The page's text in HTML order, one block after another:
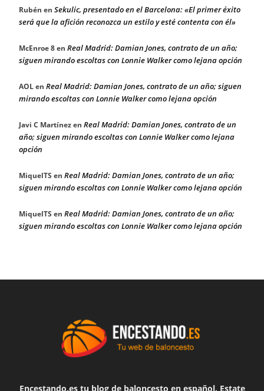
Rubén en Sekulic, presentado en el Barcelona: «El primer éxito
será que la afición reconozca un estilo y esté contenta con él»
McEnroe 8en Real Madrid: Damian Jones, contrato de un año;
siguen mirando escoltas con Lonnie Walker como lejana opción
AOLen Real Madrid: Damian Jones, contrato de un año; siguen
mirando escoltas con Lonnie Walker como lejana opción
Javi C Martínezen Real Madrid: Damian Jones, contrato de un
año; siguen mirando escoltas con Lonnie Walker como lejana
opción
MiquelTS en Real Madrid: Damian Jones, contrato de un año;
siguen mirando escoltas con Lonnie Walker como lejana opción
MiquelTS en Real Madrid: Damian Jones, contrato de un año;
siguen mirando escoltas con Lonnie Walker como lejana opción
Encestando.es tu blog de baloncesto en español. Estate